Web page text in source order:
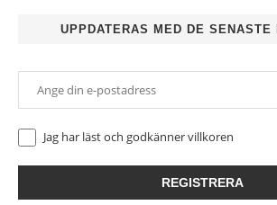
UPPDATERAS MED DE SENASTE
Jag har läst och godkännervillkoren